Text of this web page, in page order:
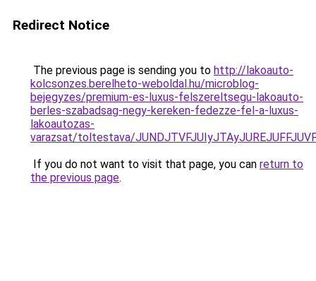
Redirect Notice
The previous page is sending you to http://lakoauto-
kolcsonzes.berelheto-weboldal.hu/microblog-
bejegyzes/premium-es-luxus-felszereltsegu-lakoauto-
berles-szabadsag-negy-kereken-fedezze-fel-a-luxus-
lakoautozas-
varazsat/toltestava/
If you do not want to visit that page, you can return to
the previous page.